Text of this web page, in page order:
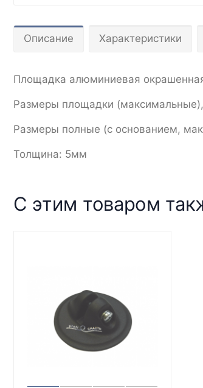
Описание Характеристики
Площадка алюминиевая
Размеры площадки
Размеры полные (с основанием,
Толщина: 5мм
С этим товаром